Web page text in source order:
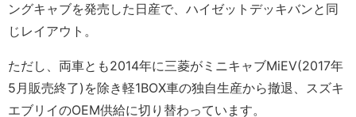
ングキャブを発売した日産で、ハイゼットデッキバンと同
じレイアウト。
ただし、両車とも2014年に三菱がミニキャブMiEV(2017年
5月販売終了)を除き軽1BOX車の独自生産から撤退、スズキ
エブリイのOEM供給に切り替わっています。